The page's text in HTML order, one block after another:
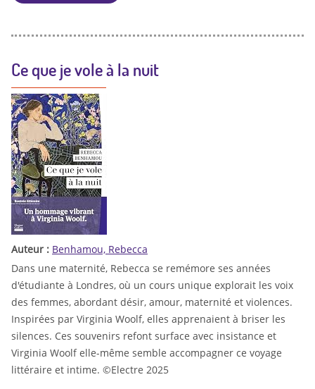
Ce que je vole à la nuit
Auteur : Benhamou, Rebecca
Dans une maternité, Rebecca se remémore ses années
d'étudiante à Londres, où un cours unique explorait les voix
des femmes, abordant désir, amour, maternité et violences.
Inspirées par Virginia Woolf, elles apprenaient à briser les
silences. Ces souvenirs refont surface avec insistance et
Virginia Woolf elle-même semble accompagner ce voyage
littéraire et intime. ©Electre 2025